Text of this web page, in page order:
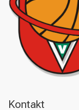
Kontakt